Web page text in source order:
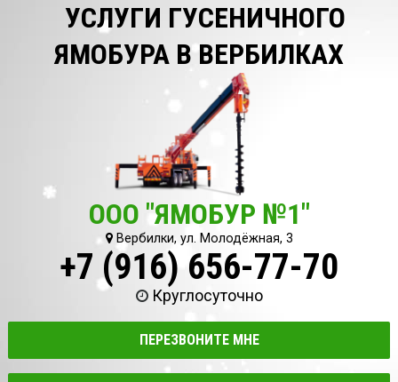
УСЛУГИ ГУСЕНИЧНОГО
ЯМОБУРА В ВЕРБИЛКАХ
ООО "ЯМОБУР №1"
Вербилки, ул. Молодёжная, 3
+7 (916) 656-77-70
Круглосуточно
ПЕРЕЗВОНИТЕ МНЕ